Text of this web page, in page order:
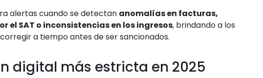
alertas cuando se detectan anomalías en facturas,
el SAT o inconsistencias en los ingresos, brindando a los
a tiempo antes de ser sancionados.
digital más estricta en 2025